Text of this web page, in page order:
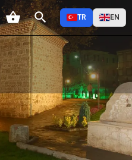
TR EN
Kültür